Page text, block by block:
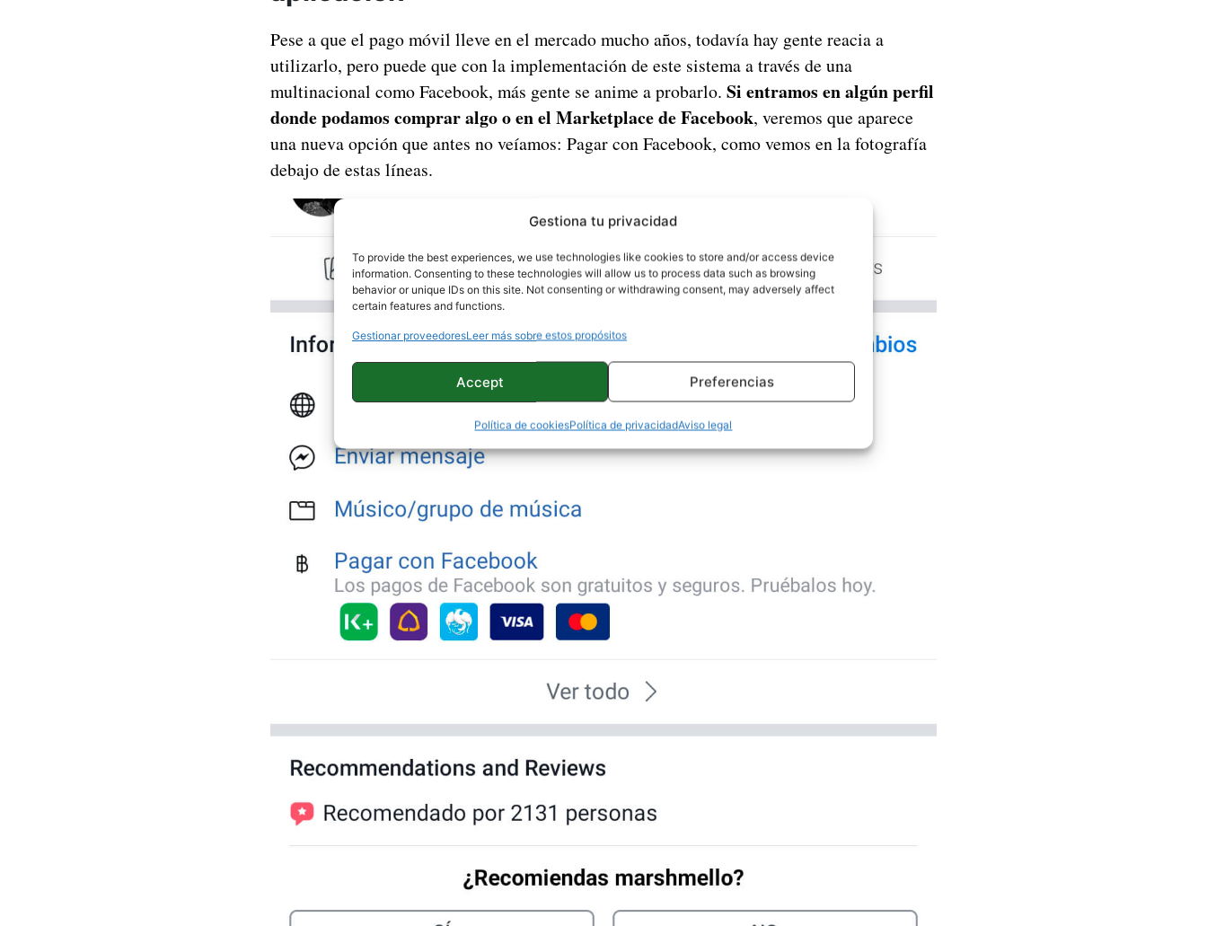
Gestiona tu privacidad
To provide the best experiences, we use technologies like cookies to store and/or access device
information. Consenting to these technologies will allow us to process data such as browsing
behavior or unique IDs on this site. Not consenting or withdrawing consent, may adversely affect
certain features and functions.
Gestionar proveedoresLeer más sobre estos propósitos
Accept Preferencias
Política de cookiesPolítica de privacidadAviso legal
Pese a que el pago móvil lleve en el mercado mucho años, todavía hay gente reacia a
utilizarlo, pero puede que con la implementación de este sistema a través de una
multinacional como Facebook, más gente se anime a probarlo. Si entramos en algún perfil
donde podamos comprar algo o en el Marketplace de Facebook, veremos que aparece
una nueva opción que antes no veíamos: Pagar con Facebook, como vemos en la fotografía
debajo de estas líneas.